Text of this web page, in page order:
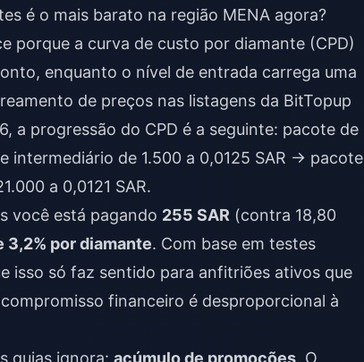
é o mais barato na região MENA agora?
porque a curva de custo por diamante (CPD)
enquanto o nível de entrada carrega uma
de preços nas listagens da BitTopup
a progressão do CPD é a seguinte: pacote de
intermediário de 1.500 a 0,0125 SAR → pacote
a 0,0121 SAR.
você está pagando 255 SAR (contra 18,80
3,2% por diamante. Com base em testes
isso só faz sentido para anfitriões ativos que
financeiro é desproporcional à
guias ignora: acúmulo de promoções. O